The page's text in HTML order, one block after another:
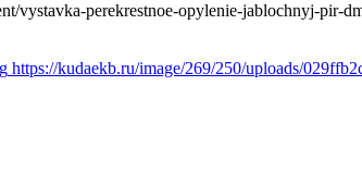
vystavka-perekrestnoe-opylenie-jablochnyj-pir-
https://kudaekb.ru/image/269/250/uploads/